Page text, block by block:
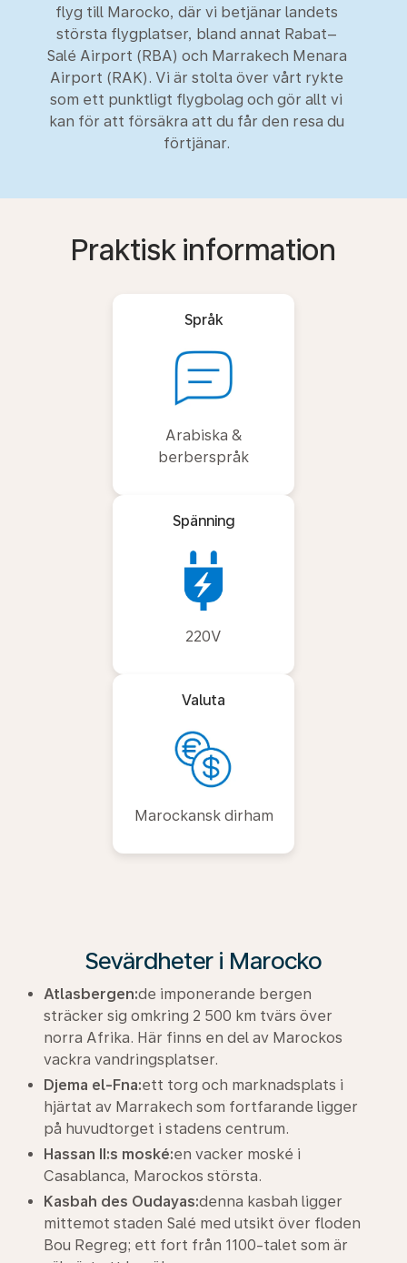
flyg till Marocko, där vi betjänar landets
största flygplatser, bland annat Rabat–
Salé Airport (RBA) och Marrakech Menara
Airport (RAK). Vi är stolta över vårt rykte
som ett punktligt flygbolag och gör allt vi
kan för att försäkra att du får den resa du
förtjänar.
Praktisk information
Språk
Arabiska &
berberspråk
Spänning
220V
Valuta
Marockansk dirham
Sevärdheter i Marocko
Atlasbergen:de imponerande bergen
sträcker sig omkring 2 500 km tvärs över
norra Afrika. Här finns en del av Marockos
vackra vandringsplatser.
Djema el-Fna:ett torg och marknadsplats i
hjärtat av Marrakech som fortfarande ligger
på huvudtorget i stadens centrum.
Hassan II:s moské:en vacker moské i
Casablanca, Marockos största.
Kasbah des Oudayas:denna kasbah ligger
mittemot staden Salé med utsikt över floden
Bou Regreg; ett fort från 1100-talet som är